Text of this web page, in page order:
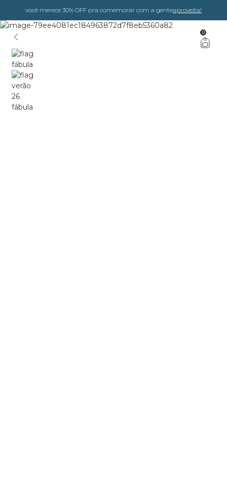
você merece 30% OFF pra comemorar com a genteaproveita!
0